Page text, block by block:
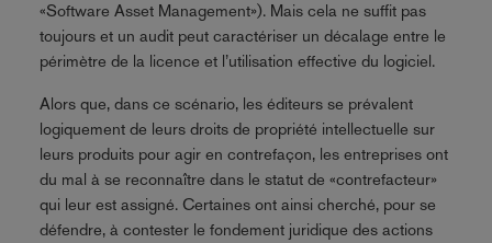
«Software Asset Management»). Mais cela ne suffit pas
toujours et un audit peut caractériser un décalage entre le
périmètre de la licence et l’utilisation effective du logiciel.
Alors que, dans ce scénario, les éditeurs se prévalent
logiquement de leurs droits de propriété intellectuelle sur
leurs produits pour agir en contrefaçon, les entreprises ont
du mal à se reconnaître dans le statut de «contrefacteur»
qui leur est assigné. Certaines ont ainsi cherché, pour se
défendre, à contester le fondement juridique des actions